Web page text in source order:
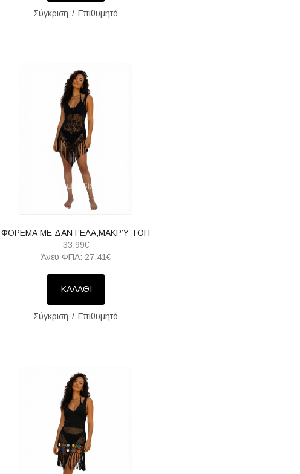
Σύγκριση Επιθυμητό
ΦΌΡΕΜΑ ΜΕ ΔΑΝΤΈΛΑ,ΜΑΚΡΎ ΤΟΠ
33,99€
Άνευ ΦΠΑ: 27,41€
ΚΑΛΑΘΙ
Σύγκριση Επιθυμητό